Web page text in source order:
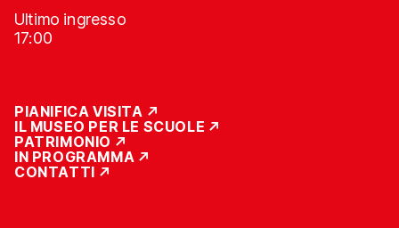
Ultimo ingresso
17:00
PIANIFICA VISITA
IL MUSEO PER LE SCUOLE
PATRIMONIO
IN PROGRAMMA
CONTATTI